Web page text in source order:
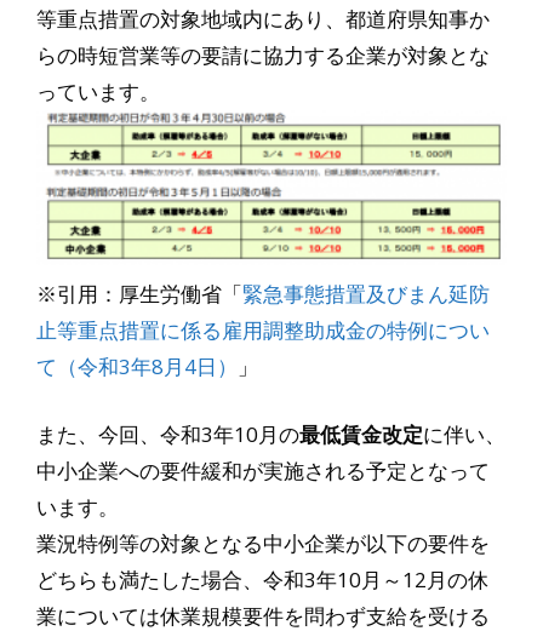
等重点措置の対象地域内にあり、都道府県知事か
らの時短営業等の要請に協力する企業が対象とな
っています。
※引用：厚生労働省「緊急事態措置及びまん延防
止等重点措置に係る雇用調整助成金の特例につい
て（令和3年8月4日）
」
また、今回、令和3年10月の最低賃金改定に伴い、
中小企業への要件緩和が実施される予定となって
います。
業況特例等の対象となる中小企業が以下の要件を
どちらも満たした場合、令和3年10月～12月の休
業については休業規模要件を問わず支給を受ける